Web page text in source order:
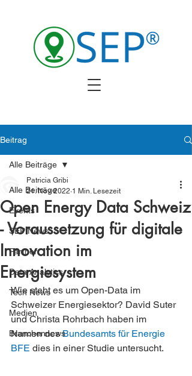
Beitrag
Alle Beiträge
Events
SEP News
Partner
Data Analytics
Tech News
Medien
Branchennews
Alle Beiträge
Open Energy Data Schweiz
- Voraussetzung für digitale
Innovation im
Energiesystem
Patricia Gribi
21. Nov. 2022 1 Min. Lesezeit
Wie steht es um Open-Data im
Schweizer Energiesektor? David Suter
und Christa Rohrbach haben im
Namen des Bundesamts für Energie
BFE dies in einer Studie untersucht.